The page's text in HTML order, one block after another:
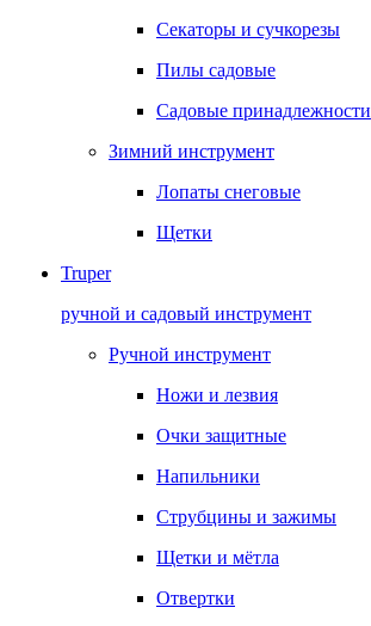
Секаторы и сучкорезы
Пилы садовые
Садовые принадлежности
Зимний инструмент
Лопаты снеговые
Щетки
Truper
ручной и садовый инструмент
Ручной инструмент
Ножи и лезвия
Очки защитные
Напильники
Струбцины и зажимы
Щетки и мётла
Отвертки